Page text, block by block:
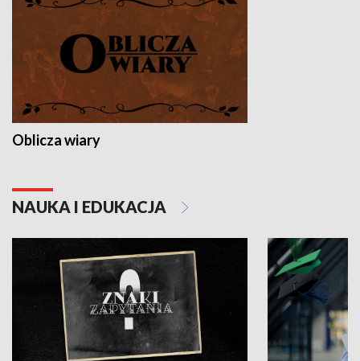
Oblicza wiary
NAUKA I EDUKACJA